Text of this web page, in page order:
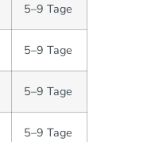
5–9 Tage
5–9 Tage
5–9 Tage
5–9 Tage